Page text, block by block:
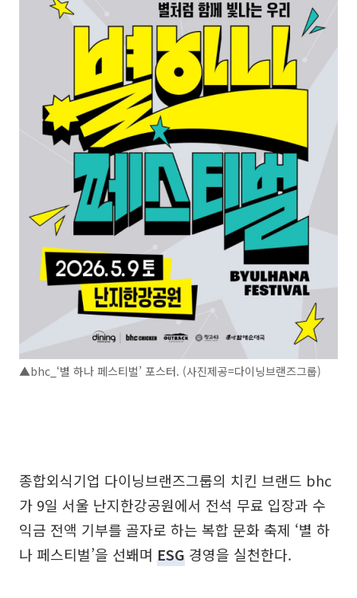
▲bhc_‘별 하나 페스티벌’ 포스터. (사진제공=다이닝브랜즈그룹)
종합외식기업 다이닝브랜즈그룹의 치킨 브랜드 bhc
가 9일 서울 난지한강공원에서 전석 무료 입장과 수
익금 전액 기부를 골자로 하는 복합 문화 축제 ‘별 하
나 페스티벌’을 선봬며 ESG 경영을 실천한다.